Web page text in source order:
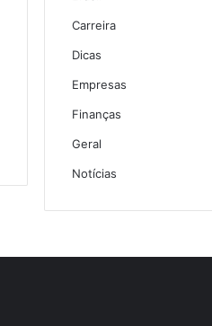
Carreira
Dicas
Empresas
Finanças
Geral
Notícias